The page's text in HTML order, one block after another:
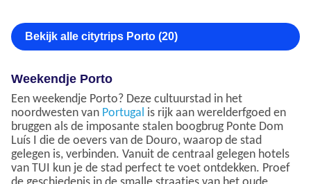
Bekijk alle citytrips Porto (20)
Weekendje Porto
Een weekendje Porto? Deze cultuurstad in het
noordwesten van Portugal is rijk aan werelderfgoed en
bruggen als de imposante stalen boogbrug Ponte Dom
Luís I die de oevers van de Douro, waarop de stad
gelegen is, verbinden. Vanuit de centraal gelegen hotels
van TUI kun je de stad perfect te voet ontdekken. Proef